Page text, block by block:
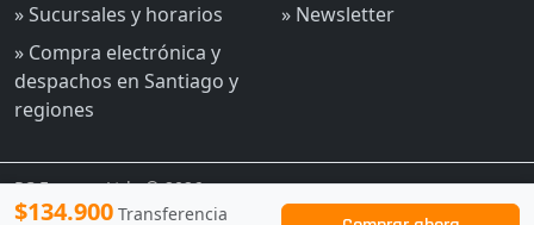
$134.900 Transferencia
» Sucursales y horarios
» Compra electrónica y
despachos en Santiago y
regiones
» Newsletter
PC Express Ltda © 2026